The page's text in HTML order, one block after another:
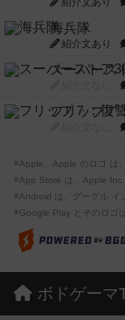
海兵隊
紹介文あり
スーパース
フリップ７
※Apple、Apple のロゴ は
※App Store は、Apple Inc.
※Android は、グーグル イ
※Google Play とそのロゴ
ボドゲーマ